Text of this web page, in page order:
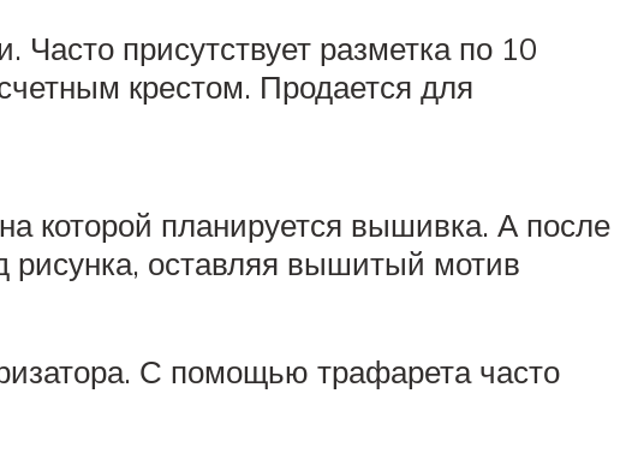
присутствует разметка по 10
крестом. Продается для
которой планируется вышивка. А после
рисунка, оставляя вышитый мотив
С помощью трафарета часто